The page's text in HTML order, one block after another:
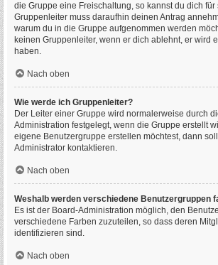
die Gruppe eine Freischaltung, so kannst du dich für
Gruppenleiter muss daraufhin deinen Antrag
warum du in die Gruppe aufgenommen werden
keinen Gruppenleiter, wenn er dich ablehnt, er wird
haben.
Nach oben
Wie werde ich Gruppenleiter?
Der Leiter einer Gruppe wird normalerweise durch
Administration festgelegt, wenn die Gruppe erstellt
eigene Benutzergruppe erstellen möchtest, dann
Administrator kontaktieren.
Nach oben
Weshalb werden verschiedene Benutzergruppen
Es ist der Board-Administration möglich, den
verschiedene Farben zuzuteilen, so dass deren
identifizieren sind.
Nach oben